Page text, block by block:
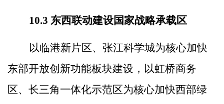
10.3 东西联动建设国家战略承载区
以临港新片区、张江科学城为核心加快
东部开放创新功能板块建设，以虹桥商务
区、长三角一体化示范区为核心加快西部绿